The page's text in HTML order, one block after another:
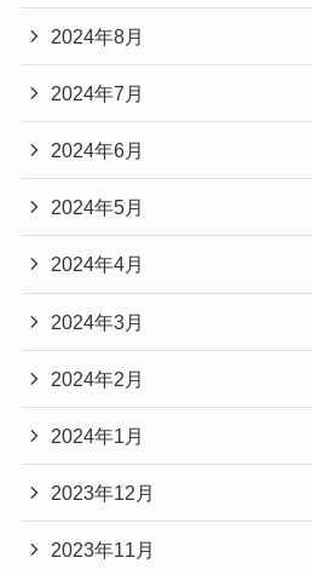
2024年8月
2024年7月
2024年6月
2024年5月
2024年4月
2024年3月
2024年2月
2024年1月
2023年12月
2023年11月